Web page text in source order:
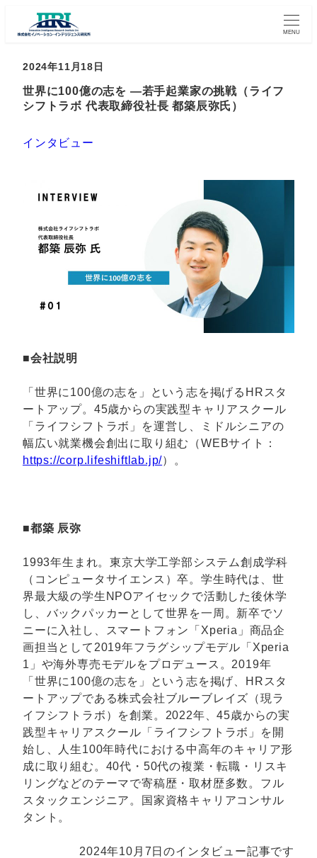
MENU
2024年11月18日
世界に100億の志を ―若手起業家の挑戦（ライフ
シフトラボ 代表取締役社長 都築辰弥氏）
インタビュー
■会社説明
「世界に100億の志を」という志を掲げるHRスタ
ートアップ。45歳からの実践型キャリアスクール
「ライフシフトラボ」を運営し、ミドルシニアの
幅広い就業機会創出に取り組む（WEBサイト：
https://corp.lifeshiftlab.jp/）。
■都築 辰弥
1993年生まれ。東京大学工学部システム創成学科
（コンピュータサイエンス）卒。学生時代は、世
界最大級の学生NPOアイセックで活動した後休学
し、バックパッカーとして世界を一周。新卒でソ
ニーに入社し、スマートフォン「Xperia」商品企
画担当として2019年フラグシップモデル「Xperia
1」や海外専売モデルをプロデュース。2019年
「世界に100億の志を」という志を掲げ、HRスタ
ートアップである株式会社ブルーブレイズ（現ラ
イフシフトラボ）を創業。2022年、45歳からの実
践型キャリアスクール「ライフシフトラボ」を開
始し、人生100年時代における中高年のキャリア形
成に取り組む。40代・50代の複業・転職・リスキ
リングなどのテーマで寄稿歴・取材歴多数。フル
スタックエンジニア。国家資格キャリアコンサル
タント。
2024年10月7日のインタビュー記事です